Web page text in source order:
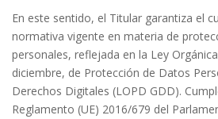
En este sentido, el Titular garantiza el
normativa vigente en materia de
personales, reflejada en la Ley
diciembre, de Protección de Datos
Derechos Digitales (LOPD GDD).
Reglamento (UE) 2016/679 del